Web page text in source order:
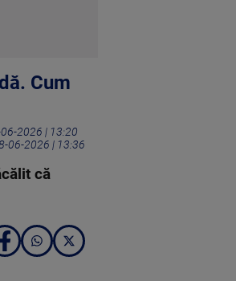
Cum
2026 | 13:20
06-2026 | 13:36
că